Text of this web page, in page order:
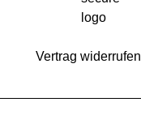
Vertrag widerrufen